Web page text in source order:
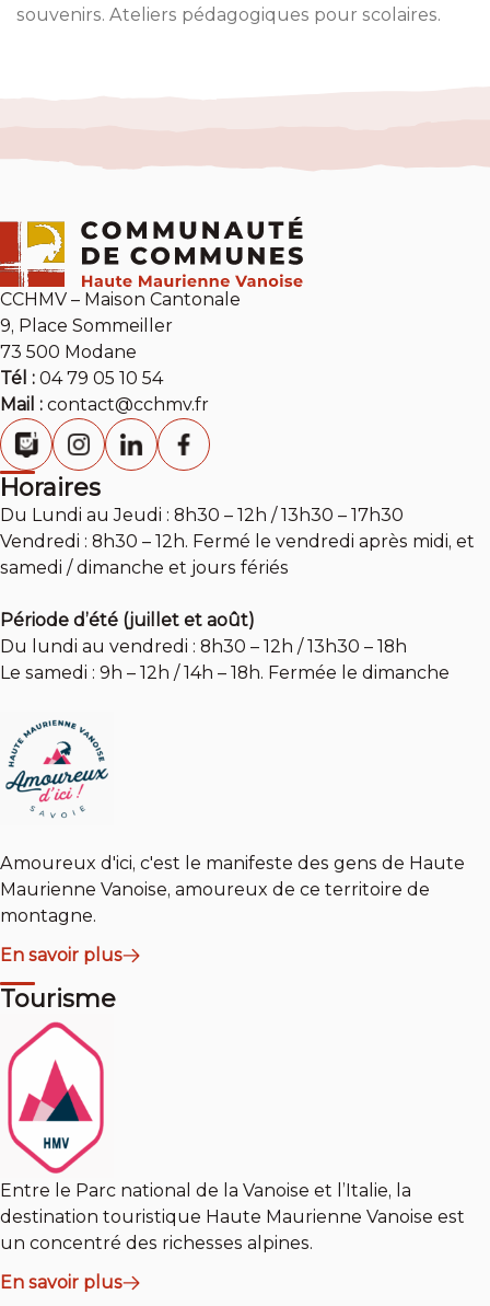
souvenirs. Ateliers pédagogiques pour scolaires.
CCHMV – Maison Cantonale
9, Place Sommeiller
73 500 Modane
Tél : 04 79 05 10 54
Mail : contact@cchmv.fr
Horaires
Du Lundi au Jeudi : 8h30 – 12h / 13h30 – 17h30
Vendredi : 8h30 – 12h. Fermé le vendredi après midi, et
samedi / dimanche et jours fériés
Période d’été (juillet et août)
Du lundi au vendredi : 8h30 – 12h / 13h30 – 18h
Le samedi : 9h – 12h / 14h – 18h. Fermée le dimanche
Amoureux d'ici, c'est le manifeste des gens de Haute
Maurienne Vanoise, amoureux de ce territoire de
montagne.
En savoir plus
Tourisme
Entre le Parc national de la Vanoise et l’Italie, la
destination touristique Haute Maurienne Vanoise est
un concentré des richesses alpines.
En savoir plus